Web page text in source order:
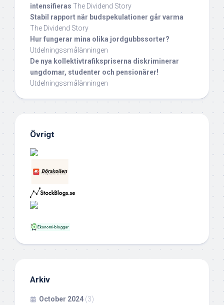
intensifieras The Dividend Story
Stabil rapport när budspekulationer går varma
The Dividend Story
Hur fungerar mina olika jordgubbssorter?
Utdelningssmålänningen
De nya kollektivtrafikspriserna diskriminerar
ungdomar, studenter och pensionärer!
Utdelningssmålänningen
Övrigt
Arkiv
October 2024 (3)